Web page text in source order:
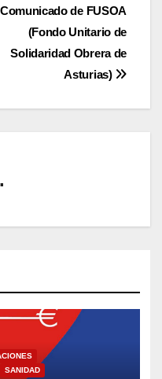
Comunicado de FUSOA
(Fondo Unitario de
Solidaridad Obrera de
Asturias)
SANIDAD